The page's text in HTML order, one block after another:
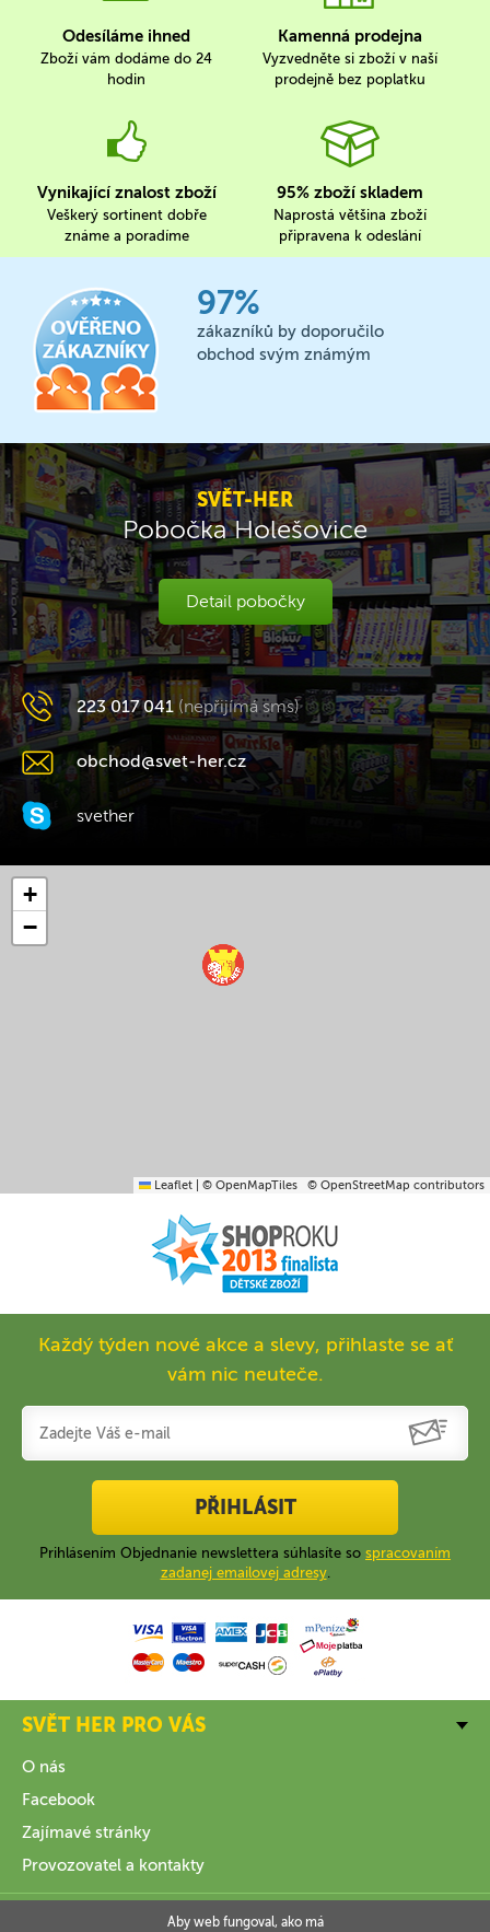
Odesíláme ihned
Zboží vám dodáme do 24
hodin
Kamenná prodejna
Vyzvedněte si zboží v naší
prodejně bez poplatku
Vynikající znalost zboží
Veškerý sortinent dobře
známe a poradíme
95% zboží skladem
Naprostá většina zboží
připravena k odeslání
97%
zákazníků by doporučilo
obchod svým známým
SVĚT-HER
Pobočka Holešovice
Detail pobočky
223 017 041 (nepřijímá sms)
obchod@svet-her.cz
svether
+
−
Leaflet © OpenMapTiles © OpenStreetMap contributors
Každý týden nové akce a slevy, přihlaste se ať
vám nic neuteče.
PŘIHLÁSIT
Prihlásením Objednanie newslettera súhlasíte so spracovaním
zadanej emailovej adresy.
SVĚT HER PRO VÁS
O nás
Facebook
Zajímavé stránky
Provozovatel a kontakty
Aby web fungoval, ako má